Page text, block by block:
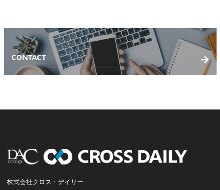
CONTACT
株式会社クロス・デイリー